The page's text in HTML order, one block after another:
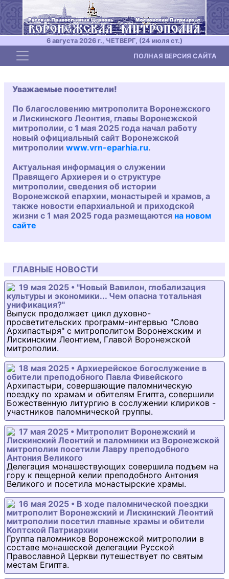
6 августа 2026 г., ЧЕТВЕРГ, (24 июля ст.)
Toggle navigation ПОЛНАЯ ВЕРСИЯ САЙТА
Уважаемые посетители!
По благословению митрополита Воронежского
и Лискинского Леонтия, главы Воронежской
митрополии, с 1 мая 2025 года начал работу
новый официальный сайт Воронежской
митрополии www.vrn-eparhia.ru.
Актуальная информация о служении
Правящего Архиерея и о структуре
митрополии, сведения об истории
Воронежской епархии, монастырей и храмов, а
также новости епархиальной и приходской
жизни с 1 мая 2025 года размещаются на новом
сайте
ГЛАВНЫЕ НОВОСТИ
19 мая 2025 • "Новый Вавилон, глобализация
культуры и экономики... Чем опасна тотальная
унификация?"
Выпуск продолжает цикл духовно-
просветительских программ-интервью "Слово
Архипастыря" с митрополитом Воронежским и
Лискинским Леонтием, Главой Воронежской
митрополии.
18 мая 2025 • Архиерейское богослужение в
обители преподобного Павла Фивейского
Архипастыри, совершающие паломническую
поездку по храмам и обителям Египта, совершили
Божественную литургию в сослужении клириков -
участников паломнической группы.
17 мая 2025 • Митрополит Воронежский и
Лискинский Леонтий и паломники из Воронежской
митрополии посетили Лавру преподобного
Антония Великого
Делегация монашествующих совершила подъем на
гору к пещерной келии преподобного Антония
Великого и посетила монастырские храмы.
16 мая 2025 • В ходе паломнической поездки
митрополит Воронежский и Лискинский Леонтий
митрополии посетил главные храмы и обители
Коптской Патриархии
Группа паломников Воронежской митрополии в
составе монашеской делегации Русской
Православной Церкви путешествует по святым
местам Египта.